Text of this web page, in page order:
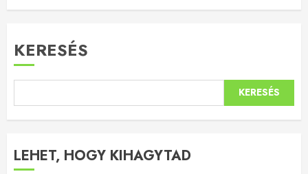
KERESÉS
KERESÉS
LEHET, HOGY KIHAGYTAD